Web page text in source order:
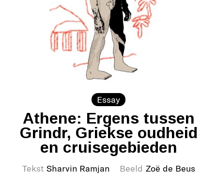
Essay
Athene: Ergens tussen
Grindr, Griekse oudheid
en cruisegebieden
Tekst Sharvin Ramjan Beeld Zoë de Beus